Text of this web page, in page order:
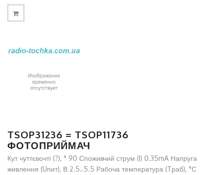
TSOP31236 = TSOP11736
ФОТОПРИЙМАЧ
Кут чуттєвочті (?), ° 90 Споживчий струм (I) 0.35mA Напруга
живлення (Uпит), В 2.5..5.5 Рабоча температура (Tраб), °С